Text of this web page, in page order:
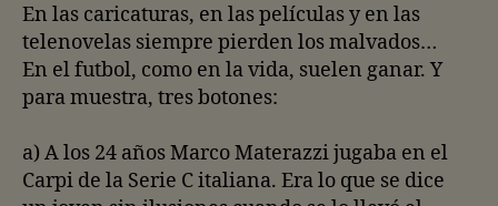
En las caricaturas, en las películas y en las
telenovelas siempre pierden los malvados…
En el futbol, como en la vida, suelen ganar. Y
para muestra, tres botones:
a) A los 24 años Marco Materazzi jugaba en el
Carpi de la Serie C italiana. Era lo que se dice